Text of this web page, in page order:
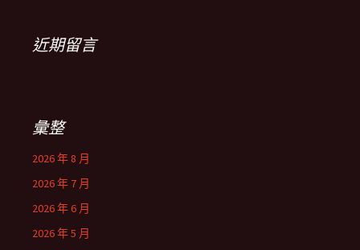
近期留言
彙整
2026 年 8 月
2026 年 7 月
2026 年 6 月
2026 年 5 月